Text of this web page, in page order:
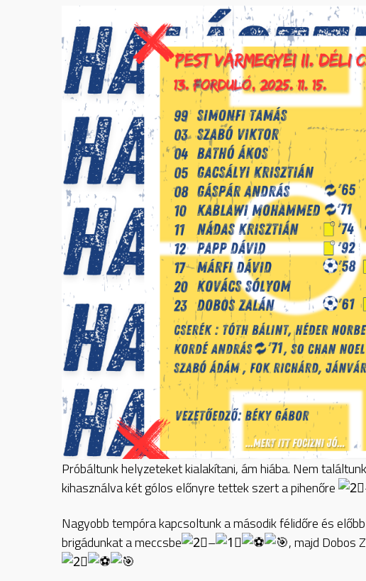
Próbáltunk helyzeteket kialakítani, ám hiába. Nem
kihasználva két gólos előnyre tettek szert a pihenőre
Nagyobb tempóra kapcsoltunk a második félidőre és
brigádunkat a meccsbe
– , majd Dobos